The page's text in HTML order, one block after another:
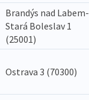
Brandýs nad Labem-
Stará Boleslav 1
(25001)
Ostrava 3 (70300)